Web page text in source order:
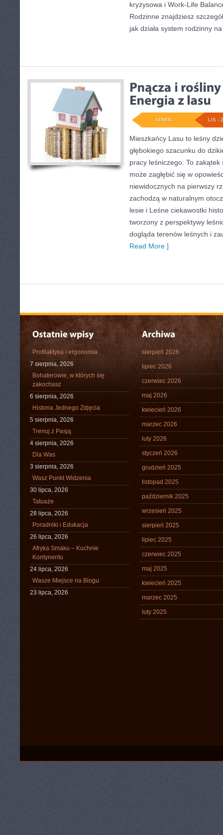
kryzysowa i Work-Life
Rodzinne znajdziesz
jak działa system rodzinny
LIS -
ADMIN
Mieszkańcy Lasu to leśny
głębokiego szacunku do
pracy leśniczego. To
może zagłębić się w
niewidocznych na pierwszy
zachodzą w naturalnym
lesie i Leśne ciekawostki
tworzony z perspektywy
dogląda terenów leśnych i
Read More ]
Profilaktyka i ergonomia
7 sierpnia, 2026
Bohaterowie, w których się
zakochasz
6 sierpnia, 2026
Historia Jednego Zdjęcia
5 sierpnia, 2026
Trenuj z Pasją
4 sierpnia, 2026
Dla Was
3 sierpnia, 2026
Wasz Punkt Widzenia
30 lipca, 2026
Tatuaże
28 lipca, 2026
Poradniki i Edukacja
26 lipca, 2026
Afryka Smaku – Kuchnie
Kontynentu
24 lipca, 2026
Wasze Miejsce na Blogu
23 lipca, 2026
sierpień 2026
lipiec 2026
czerwiec 2026
maj 2026
kwiecień 2026
marzec 2026
luty 2026
styczeń 2026
grudzień 2025
listopad 2025
październik 2025
wrzesień 2025
sierpień 2025
lipiec 2025
czerwiec 2025
maj 2025
kwiecień 2025
marzec 2025
luty 2025